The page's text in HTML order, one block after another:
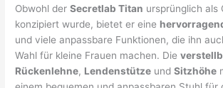
Obwohl derSecretlab Titan ursprünglich als
konzipiert wurde, bietet er eine
und viele anpassbare Funktionen, die ihn
Wahl für kleine Frauen machen. Die
Rückenlehne, Lendenstütze undSitzhöhe